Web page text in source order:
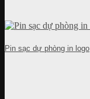
Pin sạc dự phòng in logo